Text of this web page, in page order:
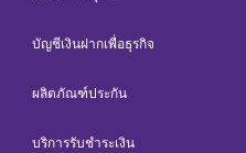
ลูกค้าธุรกิจขนาดใหญ่
บัญชีเงินฝากเพื่อธุรกิจ
ผลิตภัณฑ์ประกัน
บริการรับชำระเงิน